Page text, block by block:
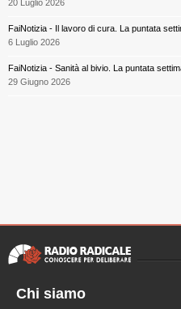
20 Luglio 2026
FaiNotizia - Il lavoro di cura. La puntata
6 Luglio 2026
FaiNotizia - Sanità al bivio. La puntata
29 Giugno 2026
Chi siamo